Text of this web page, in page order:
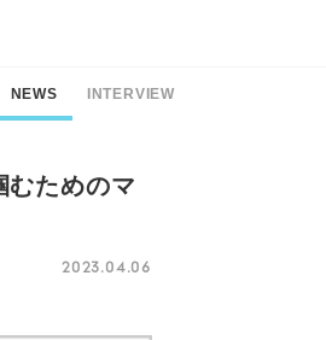
NEWS INTERVIEW
むためのマ
2023.04.06